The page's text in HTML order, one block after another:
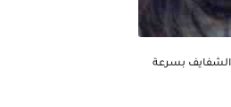
الشفايف بسرعة